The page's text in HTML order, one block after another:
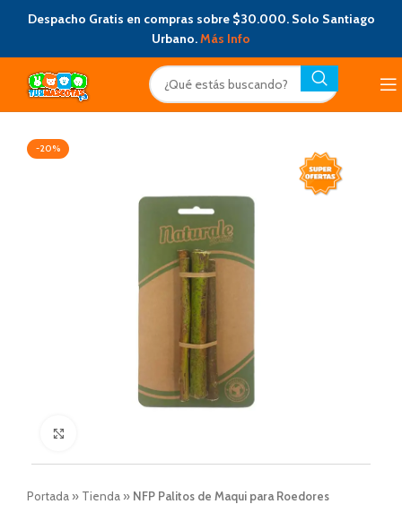
Despacho Gratis en compras sobre $30.000. Solo Santiago
Urbano.Más Info
-20%
Portada » Tienda » NFP Palitos de Maqui para Roedores